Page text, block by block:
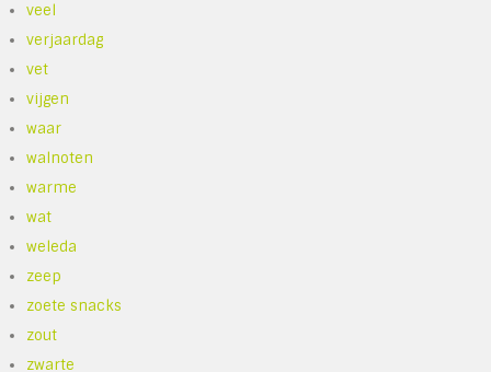
veel
verjaardag
vet
vijgen
waar
walnoten
warme
wat
weleda
zeep
zoete snacks
zout
zwarte